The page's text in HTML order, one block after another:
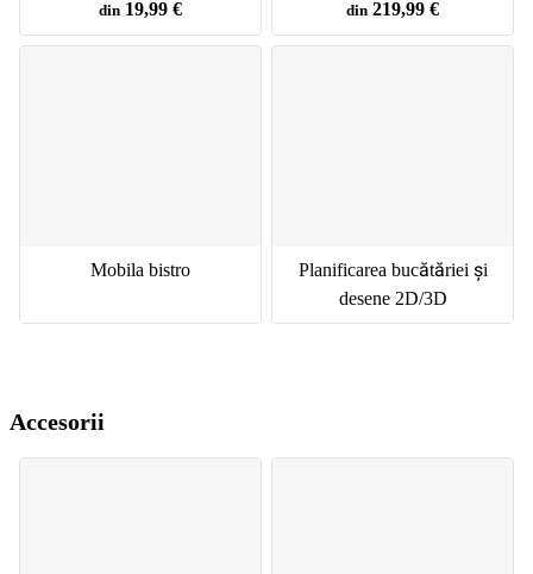
din 19,99 € din 219,99 €
Mobila bistro
Planificarea bucătăriei și
desene 2D/3D
Accesorii